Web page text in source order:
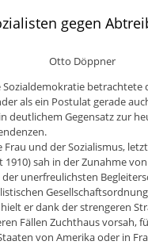
gegen
Otto Döppner
Sozialdemokratie betrachtete
als ein Postulat gerade
deutlichem Gegensatz zur
Frau und der Sozialismus,
1910) sah in der Zunahme
unerfreulichsten
er dank der strengeren
Fällen Zuchthaus vorsah,
von Amerika oder in